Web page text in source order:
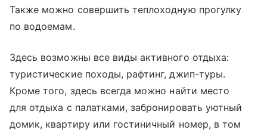
Также можно совершить теплоходную прогулку
по водоемам.
Здесь возможны все виды активного отдыха:
туристические походы, рафтинг, джип-туры.
Кроме того, здесь всегда можно найти место
для отдыха с палатками, забронировать уютный
домик, квартиру или гостиничный номер, в том